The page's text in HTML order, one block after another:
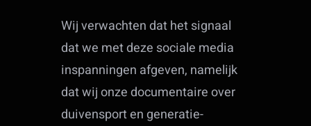
Wij verwachten dat het signaal
dat we met deze sociale media
inspanningen afgeven, namelijk
dat wij onze documentaire over
duivensport en generatie-